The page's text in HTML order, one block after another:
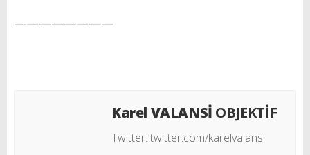
————————
Karel VALANSİ OBJEKTİF
Twitter: twitter.com/karelvalansi